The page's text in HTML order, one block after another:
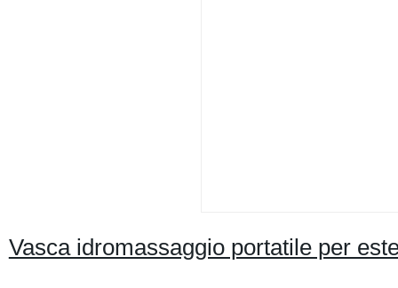
Vasca idromassaggio portatile per